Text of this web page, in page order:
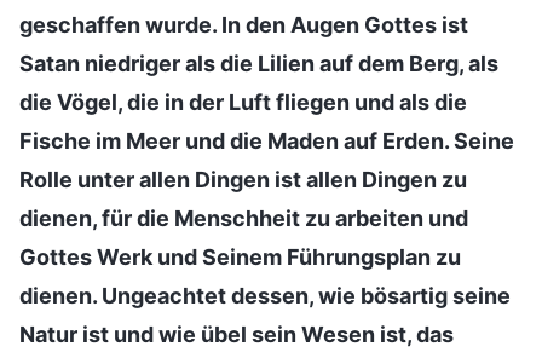
geschaffen wurde. In den Augen Gottes ist
Satan niedriger als die Lilien auf dem Berg, als
die Vögel, die in der Luft fliegen und als die
Fische im Meer und die Maden auf Erden. Seine
Rolle unter allen Dingen ist allen Dingen zu
dienen, für die Menschheit zu arbeiten und
Gottes Werk und Seinem Führungsplan zu
dienen. Ungeachtet dessen, wie bösartig seine
Natur ist und wie übel sein Wesen ist, das